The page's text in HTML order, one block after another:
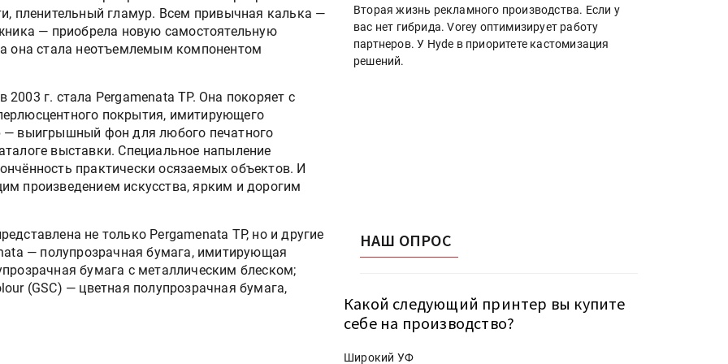
пленительный гламур. Всем привычная калька —
— приобрела новую самостоятельную
она стала неотъемлемым компонентом
г. стала Pergamenata TP. Она покоряет с
покрытия, имитирующего
— выигрышный фон для любого печатного
выставки. Специальное напыление
практически осязаемых объектов. И
произведением искусства, ярким и дорогим
не только Pergamenata TP, но и другие
— полупрозрачная бумага, имитирующая
бумага с металлическим блеском;
(GSC) — цветная полупрозрачная бумага,
Вторая жизнь рекламного производства. Если у
вас нет гибрида. Vorey оптимизирует работу
партнеров. У Hyde в приоритете кастомизация
решений.
НАШ ОПРОС
Какой следующий принтер вы купите
себе на производство?
Широкий УФ